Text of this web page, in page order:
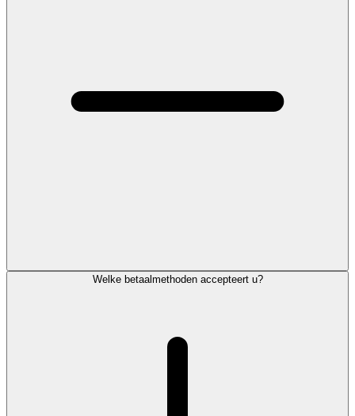
Welke betaalmethoden accepteert u?